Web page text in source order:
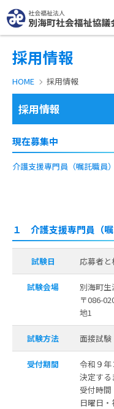
採用情報
HOME 採用情報
採用情報
現在募集中
介護支援専門員（嘱託職員）
１ 介護支援専門員（嘱
試験日 応募者
試験会場
別海町生
〒086-
地1
試験方法 面接試験
受付期間
令和９
決定する
受付時間
日曜日・